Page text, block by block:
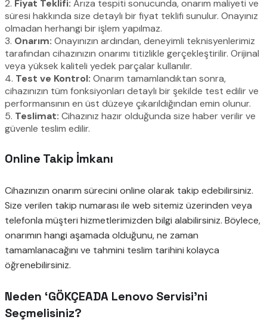
2. Fiyat Teklifi: Arıza tespiti sonucunda, onarım maliyeti ve
süresi hakkında size detaylı bir fiyat teklifi sunulur. Onayınız
olmadan herhangi bir işlem yapılmaz.
3. Onarım: Onayınızın ardından, deneyimli teknisyenlerimiz
tarafından cihazınızın onarımı titizlikle gerçekleştirilir. Orijinal
veya yüksek kaliteli yedek parçalar kullanılır.
4. Test ve Kontrol: Onarım tamamlandıktan sonra,
cihazınızın tüm fonksiyonları detaylı bir şekilde test edilir ve
performansının en üst düzeye çıkarıldığından emin olunur.
5. Teslimat: Cihazınız hazır olduğunda size haber verilir ve
güvenle teslim edilir.
Online Takip İmkanı
Cihazınızın onarım sürecini online olarak takip edebilirsiniz.
Size verilen takip numarası ile web sitemiz üzerinden veya
telefonla müşteri hizmetlerimizden bilgi alabilirsiniz. Böylece,
onarımın hangi aşamada olduğunu, ne zaman
tamamlanacağını ve tahmini teslim tarihini kolayca
öğrenebilirsiniz.
Neden ‘GÖKÇEADA Lenovo Servisi’ni
Seçmelisiniz?